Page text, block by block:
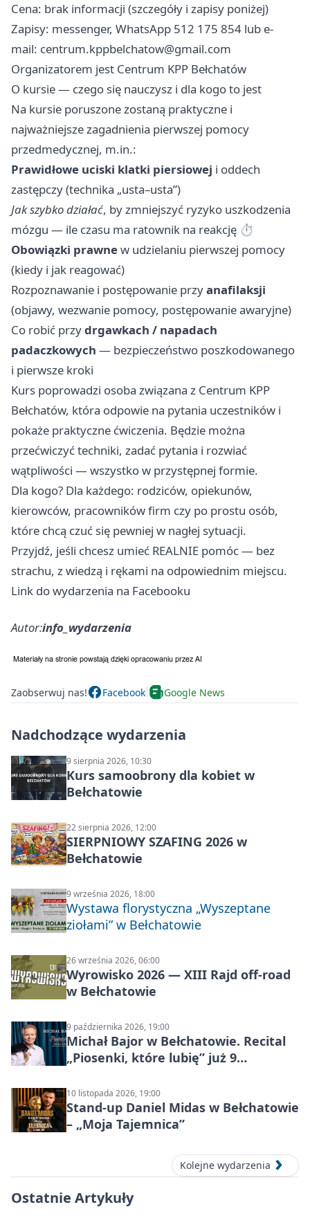
Cena: brak informacji (szczegóły i zapisy poniżej)
Zapisy: messenger, WhatsApp 512 175 854 lub e-
mail: centrum.kppbelchatow@gmail.com
Organizatorem jest Centrum KPP Bełchatów
O kursie — czego się nauczysz i dla kogo to jest
Na kursie poruszone zostaną praktyczne i
najważniejsze zagadnienia pierwszej pomocy
przedmedycznej, m.in.:
Prawidłowe uciski klatki piersiowej i oddech
zastępczy (technika „usta–usta”) ‍
Jak szybko działać, by zmniejszyć ryzyko uszkodzenia
mózgu — ile czasu ma ratownik na reakcję ⏱
Obowiązki prawnew udzielaniu pierwszej pomocy
(kiedy i jak reagować)
Rozpoznawanie i postępowanie przyanafilaksji
(objawy, wezwanie pomocy, postępowanie awaryjne)
Co robić przydrgawkach / napadach
padaczkowych — bezpieczeństwo poszkodowanego
i pierwsze kroki
Kurs poprowadzi osoba związana z Centrum KPP
Bełchatów, która odpowie na pytania uczestników i
pokaże praktyczne ćwiczenia. Będzie można
przećwiczyć techniki, zadać pytania i rozwiać
wątpliwości — wszystko w przystępnej formie.
Dla kogo? Dla każdego: rodziców, opiekunów,
kierowców, pracowników firm czy po prostu osób,
które chcą czuć się pewniej w nagłej sytuacji.
Przyjdź, jeśli chcesz umieć REALNIE pomóc — bez
strachu, z wiedzą i rękami na odpowiednim miejscu.
Link do wydarzenia na Facebooku
Autor:info_wydarzenia
Zaobserwuj nas! Facebook Google News
Nadchodzące wydarzenia
9 sierpnia 2026, 10:30
Kurs samoobrony dla kobiet w
Bełchatowie
22 sierpnia 2026, 12:00
SIERPNIOWY SZAFING 2026 w
Bełchatowie
9 września 2026, 18:00
Wystawa florystyczna „Wyszeptane
ziołami” w Bełchatowie
26 września 2026, 06:00
Wyrowisko 2026 — XIII Rajd off‑road
w Bełchatowie
9 października 2026, 19:00
Michał Bajor w Bełchatowie. Recital
„Piosenki, które lubię” już 9
10 listopada 2026, 19:00
Stand-up Daniel Midas w Bełchatowie
– „Moja Tajemnica”
Kolejne wydarzenia
Ostatnie Artykuły